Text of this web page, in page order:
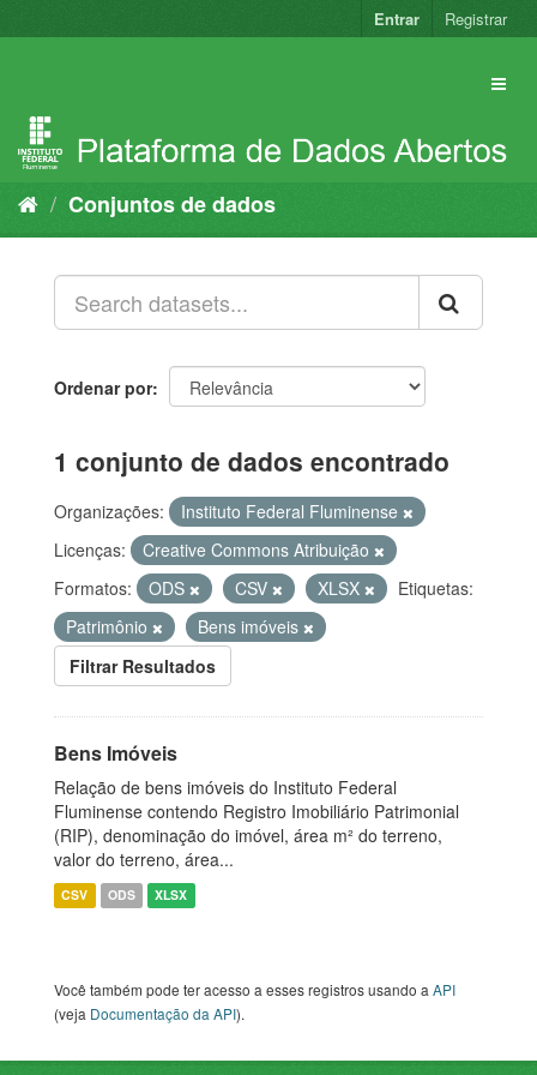
para
Entrar Registrar
Conjuntos de dados
Ordenar por
1 conjunto de dados encontrado
Organizações:
Instituto Federal Fluminense
Licenças:
Creative Commons Atribuição
Formatos:
ODS CSV XLSX
Etiquetas:
Patrimônio
Bens imóveis
Filtrar Resultados
Bens Imóveis
Relação de bens imóveis do Instituto Federal
Fluminense contendo Registro Imobiliário Patrimonial
(RIP), denominação do imóvel, área m² do terreno,
valor do terreno, área...
CSV ODS XLSX
Você também pode ter acesso a esses registros usando aAPI
(veja Documentação da API).